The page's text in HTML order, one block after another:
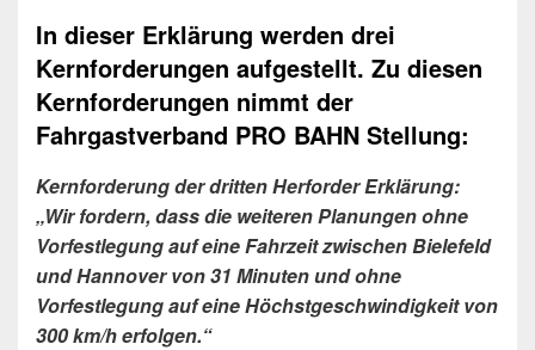
In dieser Erklärung werden drei
Kernforderungen aufgestellt. Zu diesen
Kernforderungen nimmt der
Fahrgastverband PRO BAHN Stellung:
Kernforderung der dritten Herforder Erklärung:
„Wir fordern, dass die weiteren Planungen ohne
Vorfestlegung auf eine Fahrzeit zwischen Bielefeld
und Hannover von 31 Minuten und ohne
Vorfestlegung auf eine Höchstgeschwindigkeit von
300 km/h erfolgen.“